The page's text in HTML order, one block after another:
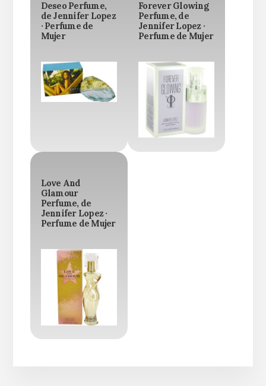
Deseo Perfume,
de Jennifer Lopez
· Perfume de
Mujer
Forever Glowing
Perfume, de
Jennifer Lopez ·
Perfume de Mujer
Love And
Glamour
Perfume, de
Jennifer Lopez ·
Perfume de Mujer